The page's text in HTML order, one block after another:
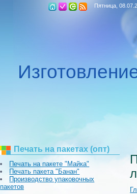
Пятница,
Печать на пакетах (опт)
Печать на пакете "Майка"
Печать пакета "Банан"
Производство упаковочных
пакетов